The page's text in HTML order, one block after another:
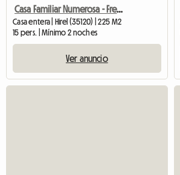
Casa Familiar Numerosa - Frente Al Mar
Casa entera | Hirel (35120) | 225 M2
15 pers. | Mínimo 2 noches
Ver anuncio